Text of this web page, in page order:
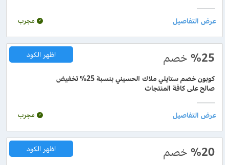
مجرب
%25 خصم
كوبون خصم ستايلي ملاك الحسيني بنسبة 25% تخفيض
صالح على كافة المنتجات
اظهر الكود
مجرب
%20 خصم اظهر الكود